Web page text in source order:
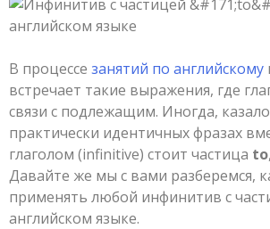
В процессе занятий по английскому
встречает такие выражения, где
связи с подлежащим. Иногда,
практически идентичных фразах
глаголом (infinitive) стоит частица to
Давайте же мы с вами разберемся,
применять любой инфинитив с
английском языке.